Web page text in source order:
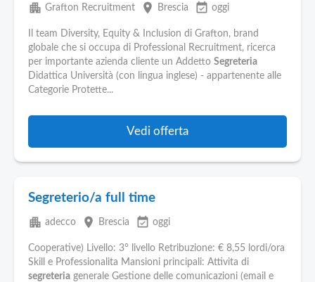
apartment Grafton Recruitment place Brescia event_available oggi
Il team Diversity, Equity & Inclusion di Grafton, brand
globale che si occupa di Professional Recruitment, ricerca
per importante azienda cliente un Addetto Segreteria
Didattica Università (con lingua inglese) - appartenente alle
Categorie Protette...
Vedi offerta
Segreterio/a full time
apartment adecco place Brescia event_available oggi
Cooperative) Livello: 3° livello Retribuzione: € 8,55 lordi/ora
Skill e Professionalita Mansioni principali: Attivita di
segreteria generale Gestione delle comunicazioni (email e